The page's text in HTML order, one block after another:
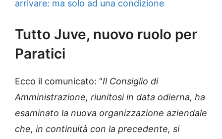
arrivare: ma solo ad una condizione
Tutto Juve, nuovo ruolo per
Paratici
Ecco il comunicato: “Il Consiglio di
Amministrazione, riunitosi in data odierna, ha
esaminato la nuova organizzazione aziendale
che, in continuità con la precedente, si